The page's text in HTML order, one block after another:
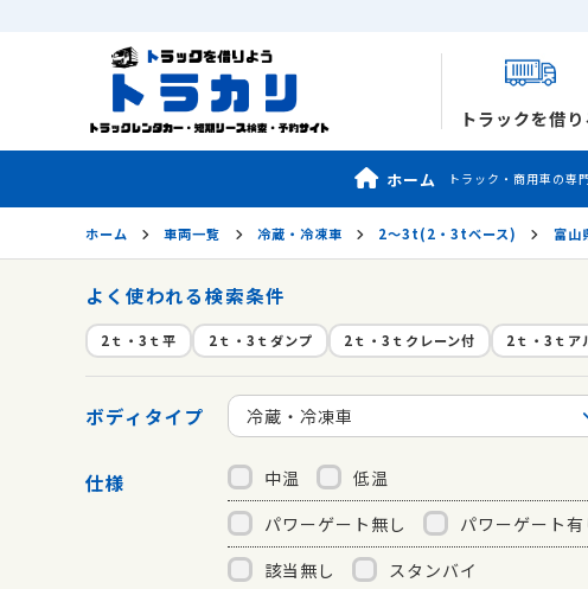
トラックを借り
ホーム トラック・商用車の専
ホーム 車両一覧 冷蔵・冷凍車 2〜3t(2・3tベース) 富山
よく使われる検索条件
2ｔ・3ｔ平 2ｔ・3ｔダンプ 2ｔ・3ｔクレーン付 2ｔ・3ｔア
ボディタイプ 冷蔵・冷凍車
仕様 中温
低温
パワーゲート無し
パワーゲート有
該当無し
スタンバイ